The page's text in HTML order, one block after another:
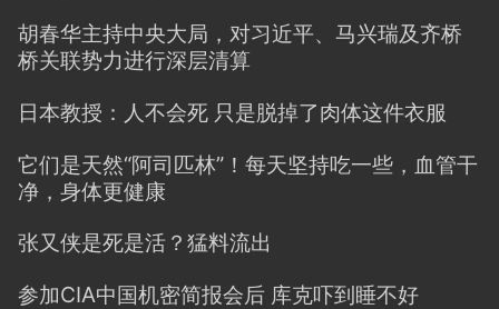
胡春华主持中央大局，对习近平、马兴瑞及齐桥
桥关联势力进行深层清算
日本教授：人不会死 只是脱掉了肉体这件衣服
它们是天然“阿司匹林”！每天坚持吃一些，血管干
净，身体更健康
张又侠是死是活？猛料流出
参加CIA中国机密简报会后 库克吓到睡不好